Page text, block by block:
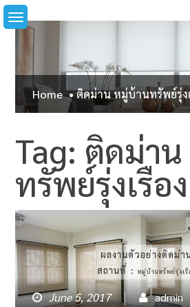
Skip
to
Home ติดม่าน หมู่บ้านทรัพย์รุ่ง
Tag: ติดม่า
ทรัพย์รุ่งเรือง
June 5, 2017 admin